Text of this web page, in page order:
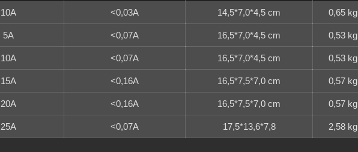
10A <0,03A 14,5*7,0*4,5 cm 0,65 kg
5A <0,07A 16,5*7,0*4,5 cm 0,53 kg
10A <0,07A 16,5*7,0*4,5 cm 0,53 kg
15A <0,16A 16,5*7,5*7,0 cm 0,57 kg
20A <0,16A 16,5*7,5*7,0 cm 0,57 kg
25A <0,07A 17,5*13,6*7,8 2,58 kg